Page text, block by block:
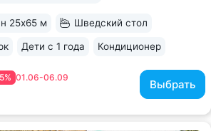
01.06-06.09
Выбрать
25х65 м Шведский стол
Дети с 1 года Кондиционер